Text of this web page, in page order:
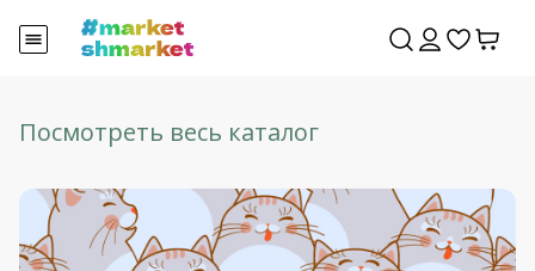
Посмотреть весь каталог